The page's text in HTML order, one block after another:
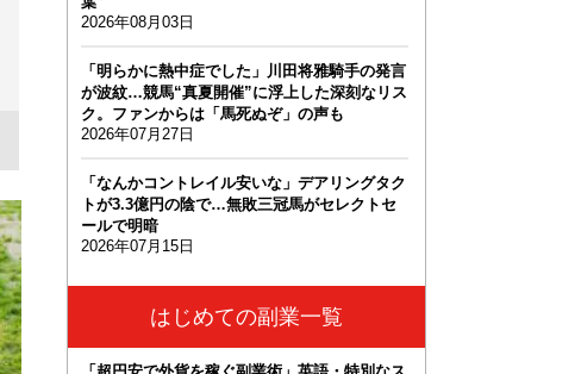
2026年08月03日
「明らかに熱中症でした」川田将雅騎手の発言
が波紋…競馬“真夏開催”に浮上した深刻なリス
ク。ファンからは「馬死ぬぞ」の声も
2026年07月27日
「なんかコントレイル安いな」デアリングタク
トが3.3億円の陰で…無敗三冠馬がセレクトセ
ールで明暗
2026年07月15日
はじめての副業一覧